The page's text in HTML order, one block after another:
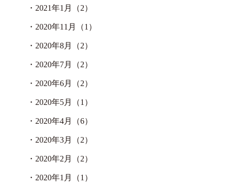
・ 2021年1月（2）
・ 2020年11月（1）
・ 2020年8月（2）
・ 2020年7月（2）
・ 2020年6月（2）
・ 2020年5月（1）
・ 2020年4月（6）
・ 2020年3月（2）
・ 2020年2月（2）
・ 2020年1月（1）